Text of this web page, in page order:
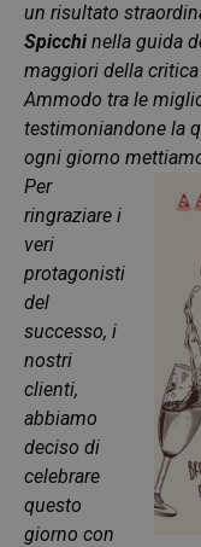
un risultato
Spicchi nella guida
maggiori della
Ammodo tra le
testimoniandone la
ogni giorno
Per
ringraziare i
veri
protagonisti
del
successo, i
nostri
clienti,
abbiamo
deciso di
celebrare
questo
giorno con